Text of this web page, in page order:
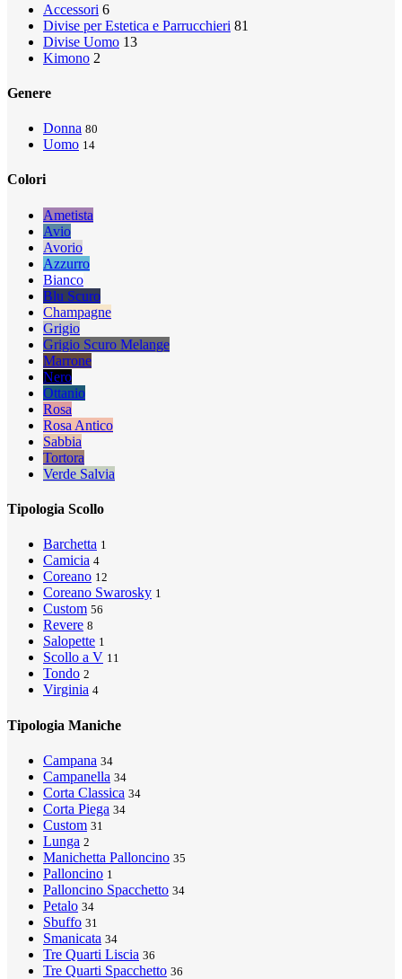
Accessori 6
Divise per Estetica e Parrucchieri 81
Divise Uomo 13
Kimono 2
Genere
Donna 80
Uomo 14
Colori
Ametista
Avio
Avorio
Azzurro
Bianco
Blu Scuro
Champagne
Grigio
Grigio Scuro Melange
Marrone
Nero
Ottanio
Rosa
Rosa Antico
Sabbia
Tortora
Verde Salvia
Tipologia Scollo
Barchetta 1
Camicia 4
Coreano 12
Coreano Swarosky 1
Custom 56
Revere 8
Salopette 1
Scollo a V 11
Tondo 2
Virginia 4
Tipologia Maniche
Campana 34
Campanella 34
Corta Classica 34
Corta Piega 34
Custom 31
Lunga 2
Manichetta Palloncino 35
Palloncino 1
Palloncino Spacchetto 34
Petalo 34
Sbuffo 31
Smanicata 34
Tre Quarti Liscia 36
Tre Quarti Spacchetto 36